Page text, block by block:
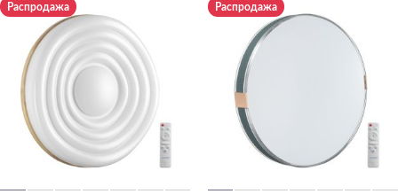
Распродажа Распродажа